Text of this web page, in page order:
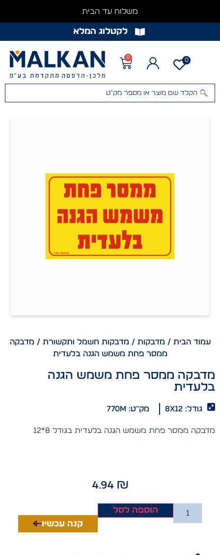
משלוח עד הבית
לקטלוג המלא
0
0
עמוד הבית/ מדבקות/ מדבקות חשמל ותקשורת/ מדבקה
ממסר פחת משמש הגנה בלעדית
מדבקה ממסר פחת משמש הגנה
בלעדית
גודל: 8x12 מק"ט: 770m
מדבקה ממסר פחת משמש הגנה בלעדית בגודל 8*12
4.94₪
הוספה לסל
קנה עכשיו